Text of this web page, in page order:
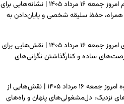
فال اسم امروز جمعه ۱۶ مرداد ۱۴۰۵ | نشانه‌هایی برای
همراه، حفظ سلیقه شخصی و پایان‌دادن به
فال چای امروز جمعه ۱۶ مرداد ۱۴۰۵ | نقش‌هایی برای
ساده و کنارگذاشتن نگرانی‌های
فال قهوه امروز جمعه ۱۶ مرداد ۱۴۰۵ | نقش‌هایی از
نزدیک، دل‌مشغولی‌های پنهان و راه‌های